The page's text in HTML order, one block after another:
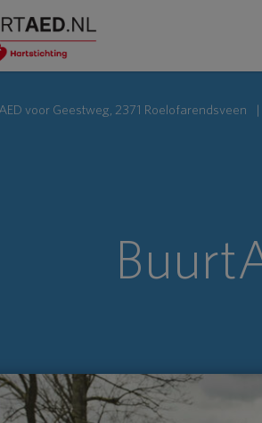
voor Geestweg, 2371 Roelofarendsveen